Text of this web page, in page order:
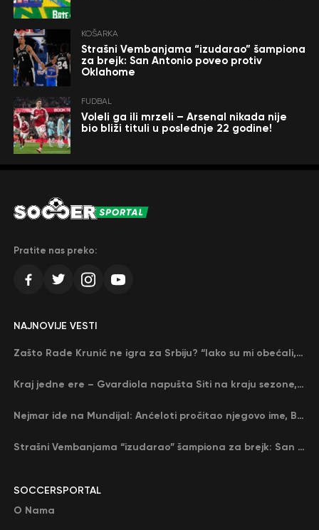
KOŠARKA
Strašni Vembanjama “izudarao” šampiona
za brejk: San Antonio poveo protiv
Oklahome
FUDBAL
Voleli ga ili mrzeli – Arsenal nikada nije
bio bliži tituli u poslednje 22 godine!
Pratite nas preko:
SOCCERSPORTAL
O Nama
NAJNOVIJE VESTI
Zašto Rade Krunić ne igra za Srbiju? “Iako su mi obećali, niko me nije zvao…”
Kraj jedne ere – Gvardiola napušta Siti na kraju sezone, menja ga njegov nekadašnji rival
Nejmar ide na Mundijal: Anćeloti pročitao njegovo ime, Brazil u delirijumu (VIDEO)
Strašni Vembanjama “izudarao” šampiona za brejk: San Antonio poveo protiv Oklahome